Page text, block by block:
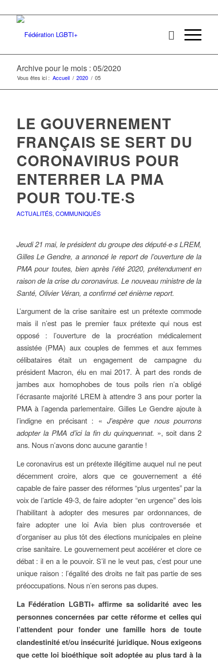
Archive pour le mois : 05/2020
Vous êtes ici : Accueil / 2020 / 05
LE GOUVERNEMENT
FRANÇAIS SE SERT DU
CORONAVIRUS POUR
ENTERRER LA PMA
POUR TOU·TE·S
ACTUALITÉS, COMMUNIQUÉS
Jeudi 21 mai, le président du groupe des député·e·s LREM,
Gilles Le Gendre, a annoncé le report de l’ouverture de la
PMA pour toutes, bien après l’été 2020, prétendument en
raison de la crise du coronavirus. Le nouveau ministre de la
Santé, Olivier Véran, a confirmé cet énième report.
L’argument de la crise sanitaire est un prétexte commode
mais il n’est pas le premier faux prétexte qui nous est
opposé : l’ouverture de la procréation médicalement
assistée (PMA) aux couples de femmes et aux femmes
célibataires était un engagement de campagne du
président Macron, élu en mai 2017. À part des ronds de
jambes aux homophobes de tous poils rien n’a obligé
l’écrasante majorité LREM à attendre 3 ans pour porter la
PMA à l’agenda parlementaire. Gilles Le Gendre ajoute à
l’indigne en précisant : « J’espère que nous pourrons
adopter la PMA d’ici la fin du quinquennat. », soit dans 2
ans. Nous n’avons donc aucune garantie !
Le coronavirus est un prétexte illégitime auquel nul ne peut
décemment croire, alors que ce gouvernement a été
capable de faire passer des réformes “plus urgentes” par la
voix de l’article 49-3, de faire adopter “en urgence” des lois
l’habilitant à adopter des mesures par ordonnances, de
faire adopter une loi Avia bien plus controversée et
d’organiser au plus tôt des élections municipales en pleine
crise sanitaire. Le gouvernement peut accélérer et clore ce
débat : il en a le pouvoir. S’il ne le veut pas, c’est pour une
unique raison : l’égalité des droits ne fait pas partie de ses
préoccupations. Nous n’en serons pas dupes.
La Fédération LGBTI+ affirme sa solidarité avec les
personnes concernées par cette réforme et celles qui
l’attendent pour fonder une famille hors de toute
clandestinité et/ou insécurité juridique. Nous exigeons
que cette loi bioéthique soit adoptée au plus tard à la